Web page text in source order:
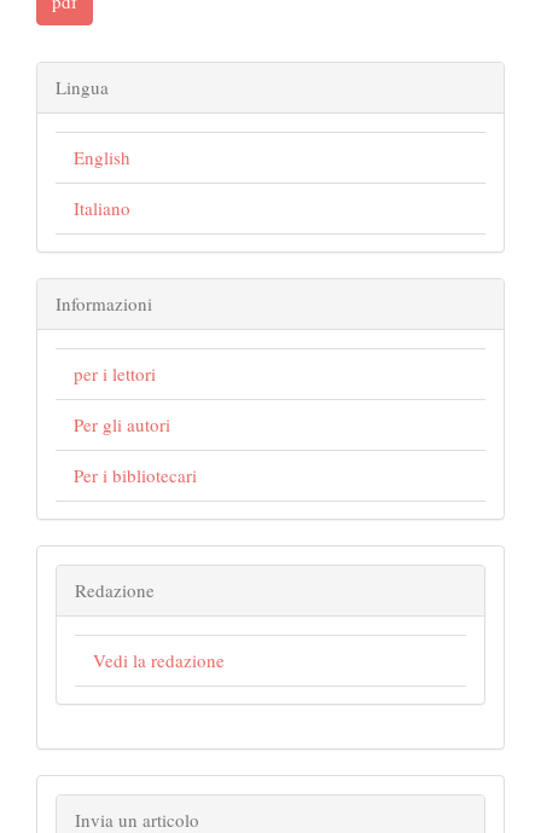
Lingua
English
Italiano
Informazioni
per i lettori
Per gli autori
Per i bibliotecari
Redazione
Vedi la redazione
Invia un articolo